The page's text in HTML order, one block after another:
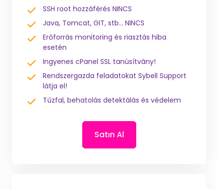
SSH root hozzáférés NINCS
Java, Tomcat, GIT, stb... NINCS
Erőforrás monitoring és riasztás hiba
esetén
Ingyenes cPanel SSL tanúsítvány!
Rendszergazda feladatokat Sybell Support
látja el!
Tűzfal, behatolás detektálás és védelem
Satın Al